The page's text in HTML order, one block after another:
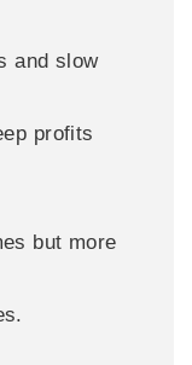
and slow
profits
but more